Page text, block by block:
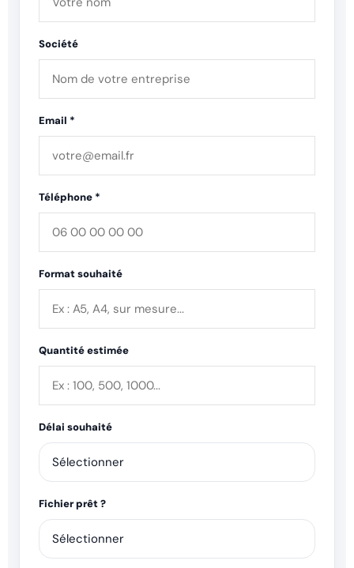
Société
Email *
Téléphone *
Format souhaité
Quantité estimée
Délai souhaité
Fichier prêt ?